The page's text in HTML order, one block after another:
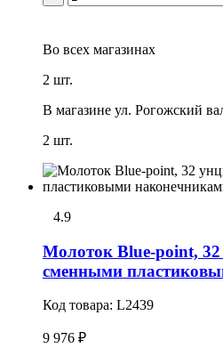
Во всех магазинах
2 шт.
В магазине ул. Рогожский
2 шт.
4.9
Молоток Blue-point, 32
сменными
Код товара: L2439
9 976 ₽